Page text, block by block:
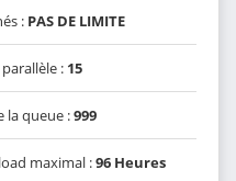
: PAS DE LIMITE
: 15
la queue :999
maximal :96 Heures